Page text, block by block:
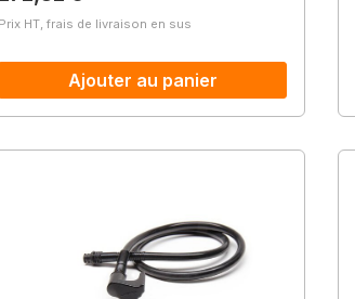
Prix HT, frais de livraison en sus
Ajouter au panier